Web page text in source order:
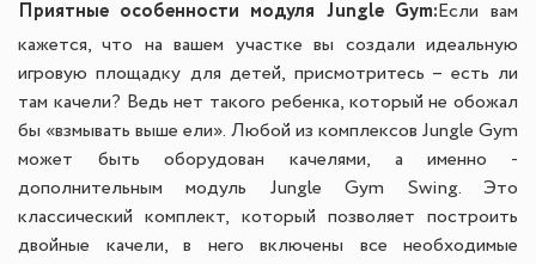
Приятные особенности модуля Jungle Gym: Если вам
кажется, что на вашем участке вы создали идеальную
игровую площадку для детей, присмотритесь – есть ли
там качели? Ведь нет такого ребенка, который не обожал
бы «взмывать выше ели». Любой из комплексов Jungle Gym
может быть оборудован качелями, а именно -
дополнительным модуль Jungle Gym Swing. Это
классический комплект, который позволяет построить
двойные качели, в него включены все необходимые